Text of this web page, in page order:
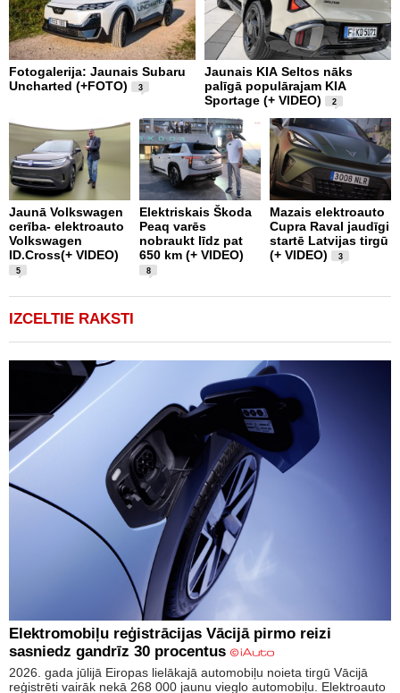
Fotogalerija: Jaunais Subaru
Uncharted (+FOTO)
3
Jaunais KIA Seltos nāks
palīgā populārajam KIA
Sportage (+ VIDEO)
2
Jaunā Volkswagen
cerība- elektroauto
Volkswagen
ID.Cross(+ VIDEO)
5
Elektriskais Škoda
Peaq varēs
nobraukt līdz pat
650 km (+ VIDEO)
8
Mazais elektroauto
Cupra Raval jaudīgi
startē Latvijas tirgū
(+ VIDEO)
3
IZCELTIE RAKSTI
Elektromobiļu reģistrācijas Vācijā pirmo reizi
sasniedz gandrīz 30 procentus
2026. gada jūlijā Eiropas lielākajā automobiļu noieta tirgū Vācijā
reģistrēti vairāk nekā 268 000 jaunu vieglo automobiļu. Elektroauto